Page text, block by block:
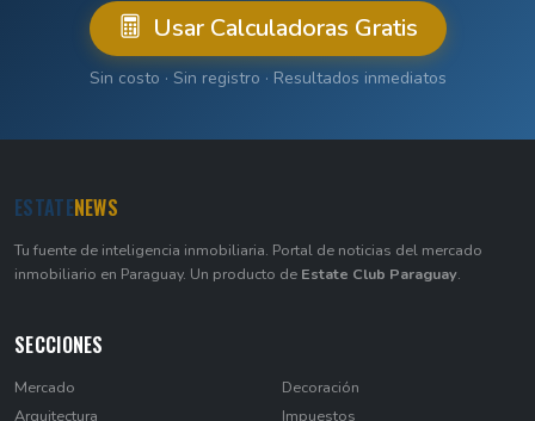
Usar Calculadoras Gratis
Sin costo · Sin registro · Resultados inmediatos
ESTATENEWS
Tu fuente de inteligencia inmobiliaria. Portal de noticias del mercado
inmobiliario en Paraguay. Un producto de Estate Club Paraguay.
SECCIONES
Mercado
Arquitectura
Decoración
Impuestos